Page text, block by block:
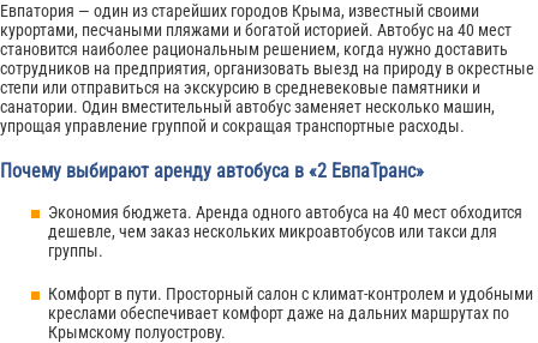
Евпатория — один из старейших городов Крыма, известный своими
курортами, песчаными пляжами и богатой историей. Автобус на 40 мест
становится наиболее рациональным решением, когда нужно доставить
сотрудников на предприятия, организовать выезд на природу в окрестные
степи или отправиться на экскурсию в средневековые памятники и
санатории. Один вместительный автобус заменяет несколько машин,
упрощая управление группой и сокращая транспортные расходы.
Почему выбирают аренду автобуса в «2 ЕвпаТранс»
Экономия бюджета. Аренда одного автобуса на 40 мест обходится
дешевле, чем заказ нескольких микроавтобусов или такси для
группы.
Комфорт в пути. Просторный салон с климат-контролем и удобными
креслами обеспечивает комфорт даже на дальних маршрутах по
Крымскому полуострову.